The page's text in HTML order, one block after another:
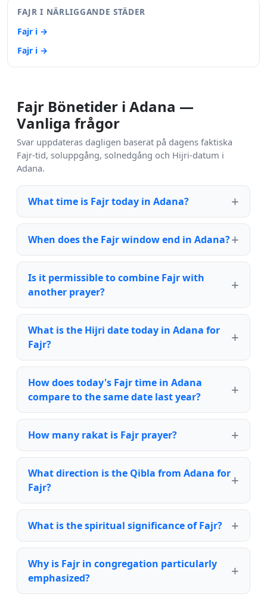
FAJR I NÄRLIGGANDE STÄDER
Fajr i →
Fajr i →
Fajr Bönetider i Adana —
Vanliga frågor
Svar uppdateras dagligen baserat på dagens faktiska
Fajr-tid, soluppgång, solnedgång och Hijri-datum i
Adana.
What time is Fajr today in Adana?
When does the Fajr window end in Adana?
Is it permissible to combine Fajr with
another prayer?
What is the Hijri date today in Adana for
Fajr?
How does today's Fajr time in Adana
compare to the same date last year?
How many rakat is Fajr prayer?
What direction is the Qibla from Adana for
Fajr?
What is the spiritual significance of Fajr?
Why is Fajr in congregation particularly
emphasized?